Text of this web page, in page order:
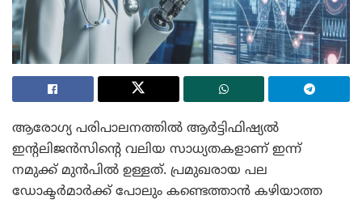
ആരോഗ്യ പരിപാലനത്തിൽ ആർട്ടിഫിഷ്യൽ
ഇന്റലിജൻസിന്റെ വലിയ സാധ്യതകളാണ് ഇന്ന്
നമുക്ക് മുൻപിൽ ഉള്ളത്. പ്രമുഖരായ പല
ഡോക്ടർമാർക്ക് പോലും കണ്ടെത്താൻ കഴിയാത്ത